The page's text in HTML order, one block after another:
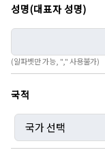
성명(대표자 성명)
(알파벳만 가능, "," 사용불가)
국적